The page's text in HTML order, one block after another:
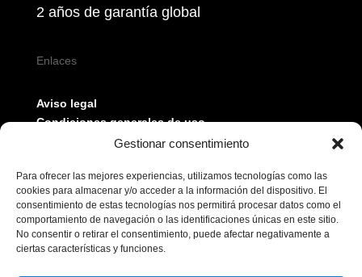
Gestionar consentimiento
Para ofrecer las mejores experiencias, utilizamos tecnologías como las
cookies para almacenar y/o acceder a la información del dispositivo. El
consentimiento de estas tecnologías nos permitirá procesar datos como el
comportamiento de navegación o las identificaciones únicas en este sitio.
No consentir o retirar el consentimiento, puede afectar negativamente a
ciertas características y funciones.
2 años de garantía global
Enlaces
Aviso legal
Condiciones generales de uso
Política de privacidad